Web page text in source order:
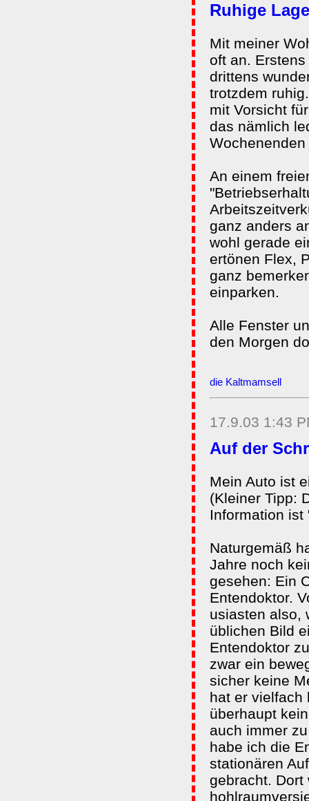
Ruhige Lage
Mit meiner
oft an.
drittens
trotzdem
mit Vorsicht
das nämlich
An einem
ganz anders
wohl gerade
ertönen Flex,
ganz
einparken.
Alle Fenster
den Morgen
die Kaltmamsell
17.9.03 1:43
Auf der
Mein Auto ist
(Kleiner Tipp:
Information ist
Naturgemäß
Jahre noch
gesehen: Ein
Entendoktor.
usiasten also,
üblichen Bild
Entendoktor
zwar ein
sicher keine
hat er vielfach
überhaupt
auch immer
habe ich die
stationären
gebracht. Dort